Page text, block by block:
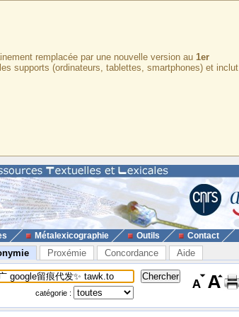
remplacée par une nouvelle version au 1er
supports (ordinateurs, tablettes, smartphones) et inclut
Métalexicographie Outils Contact
Proxémie Concordance Aide
catégorie :